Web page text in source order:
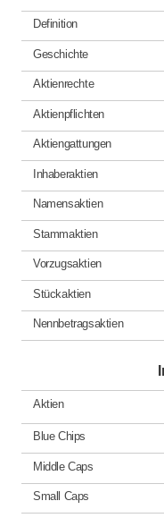
Definition
Geschichte
Aktienrechte
Aktienpflichten
Aktiengattungen
Inhaberaktien
Namensaktien
Stammaktien
Vorzugsaktien
Stückaktien
Nennbetragsaktien
Aktien
Blue Chips
Middle Caps
Small Caps